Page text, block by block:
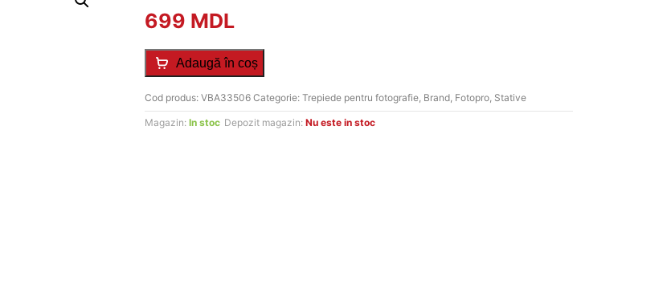
699 MDL
Adaugă în coș
Cod produs:VBA33506Categorie:Trepiede pentru fotografie, Brand, Fotopro, Stative
Magazin:In stoc Depozit magazin:Nu este in stoc